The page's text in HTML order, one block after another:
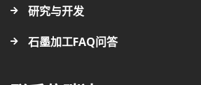
研究与开发
石墨加工FAQ问答